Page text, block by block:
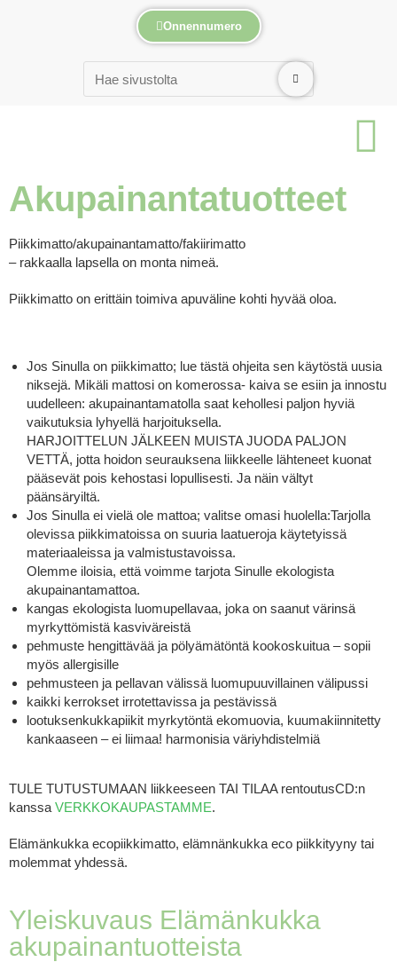
Onnennumero
Akupainantatuotteet
Piikkimatto/akupainantamatto/fakiirimatto
– rakkaalla lapsella on monta nimeä.
Piikkimatto on erittäin toimiva apuväline kohti hyvää oloa.
Jos Sinulla on piikkimatto; lue tästä ohjeita sen käytöstä uusia
niksejä. Mikäli mattosi on komerossa- kaiva se esiin ja innostu
uudelleen: akupainantamatolla saat kehollesi paljon hyviä
vaikutuksia lyhyellä harjoituksella.
HARJOITTELUN JÄLKEEN MUISTA JUODA PALJON
VETTÄ, jotta hoidon seurauksena liikkeelle lähteneet kuonat
pääsevät pois kehostasi lopullisesti. Ja näin vältyt
päänsäryiltä.
Jos Sinulla ei vielä ole mattoa; valitse omasi huolella:Tarjolla
olevissa piikkimatoissa on suuria laatueroja käytetyissä
materiaaleissa ja valmistustavoissa.
Olemme iloisia, että voimme tarjota Sinulle ekologista
akupainantamattoa.
kangas ekologista luomupellavaa, joka on saanut värinsä
myrkyttömistä kasviväreistä
pehmuste hengittävää ja pölyämätöntä kookoskuitua – sopii
myös allergisille
pehmusteen ja pellavan välissä luomupuuvillainen välipussi
kaikki kerrokset irrotettavissa ja pestävissä
lootuksenkukkapiikit myrkytöntä ekomuovia, kuumakiinnitetty
kankaaseen – ei liimaa! harmonisia väriyhdistelmiä
TULE TUTUSTUMAAN liikkeeseen TAI TILAA rentoutusCD:n
kanssa VERKKOKAUPASTAMME.
Elämänkukka ecopiikkimatto, elämnänkukka eco piikkityyny tai
molemmat yhdessä.
Yleiskuvaus Elämänkukka
akupainantuotteista